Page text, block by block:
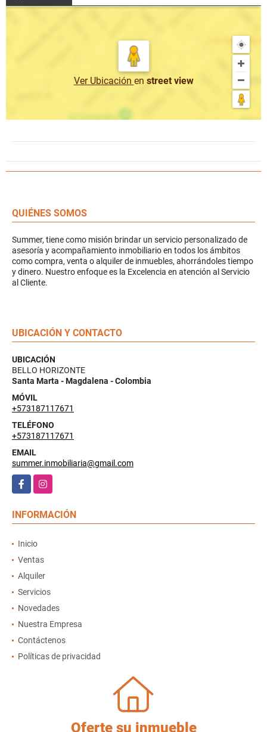
Ver Ubicación en street view
QUIÉNES SOMOS
Summer, tiene como misión brindar un servicio personalizado de
asesoría y acompañamiento inmobiliario en todos los ámbitos
como compra, venta o alquiler de inmuebles, ahorrándoles tiempo
y dinero. Nuestro enfoque es la Excelencia en atención al Servicio
al Cliente.
UBICACIÓN Y CONTACTO
UBICACIÓN
BELLO HORIZONTE
Santa Marta - Magdalena - Colombia
MÓVIL
+573187117671
TELÉFONO
+573187117671
EMAIL
summer.inmobiliaria@gmail.com
FacebookInstagram
INFORMACIÓN
Inicio
Ventas
Alquiler
Servicios
Novedades
Nuestra Empresa
Contáctenos
Políticas de privacidad
Oferte su inmueble